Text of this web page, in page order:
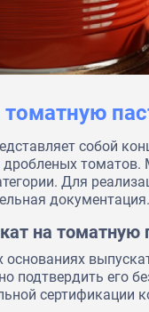
собой
томатов.
Для
документация.
на томатную
подтвердить его
сертификации